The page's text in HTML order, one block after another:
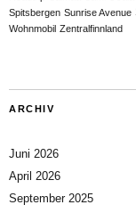
Spitsbergen Sunrise Avenue
Wohnmobil Zentralfinnland
ARCHIV
Juni 2026
April 2026
September 2025